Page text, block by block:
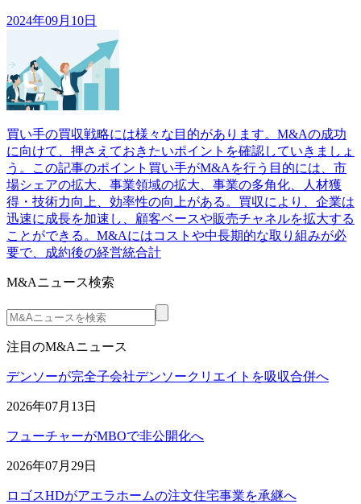
2024年09月10日
買い手の買収戦略には様々な目的があります。M&Aの成功
に向けて、押さえておきたいポイントを確認していきましょ
う。この記事のポイント買い手がM&Aを行う目的には、市
場シェアの拡大、事業領域の拡大、事業の多角化、人材獲
得・技術力向上、効率性の向上がある。買収により、企業は
迅速に成長を加速し、顧客ベースや販売チャネルを拡大する
ことができる。M&Aにはコストや中長期的な取り組みが必
要で、成約後の経営統合計
M&Aニュース検索
注目のM&Aニュース
デンソーが完全子会社デンソークリエイトを吸収合併へ
2026年07月13日
フューチャーがMBOで非公開化へ
2026年07月29日
ロゴスHDがアエラホームの注文住宅事業を承継へ